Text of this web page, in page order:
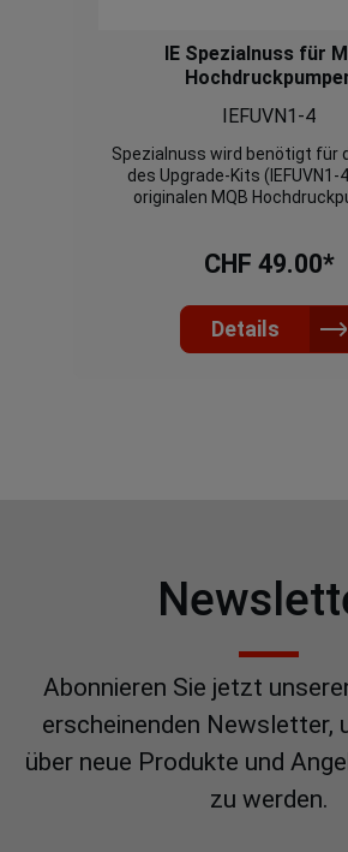
IE Spezialnuss für
IEFUVN1-4
Spezialnuss wird benötigt für
des Upgrade-Kits (IEFUVN1-
originalen MQB
CHF 49.00*
Details
Abonnieren Sie jetzt
erscheinenden Newsletter,
über neue Produkte und
zu werden.